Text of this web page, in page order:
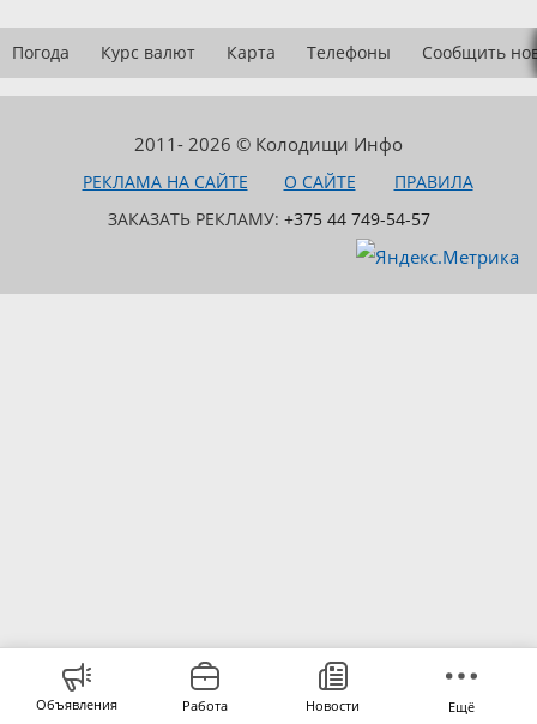
Погода Курс валют Карта Телефоны Сообщить
2011- 2026 © Колодищи Инфо
РЕКЛАМА НА САЙТЕ О САЙТЕ
ПРАВИЛА
ЗАКАЗАТЬ РЕКЛАМУ: +375 44 749-54-57
Объявления Работа Новости Ещё